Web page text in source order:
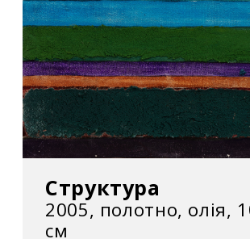
Структура
2005, полотно, олія,
см